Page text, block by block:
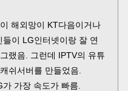
해외망이 KT다음이거나
이 LG인터넷이랑 잘 연
랬음. 그런데 IPTV의 유튜
쉬서버를 만들었음.
가장 속도가 빠름.